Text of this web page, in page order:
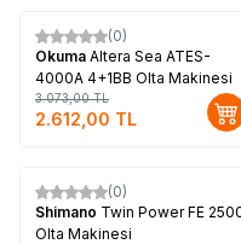
Yeni
%15
(0)
Okuma Altera Sea ATES-
4000A 4+1BB Olta Makinesi
3.073,00TL
2.612,00 TL
Yeni
(0)
Shimano Twin Power FE
Olta Makinesi